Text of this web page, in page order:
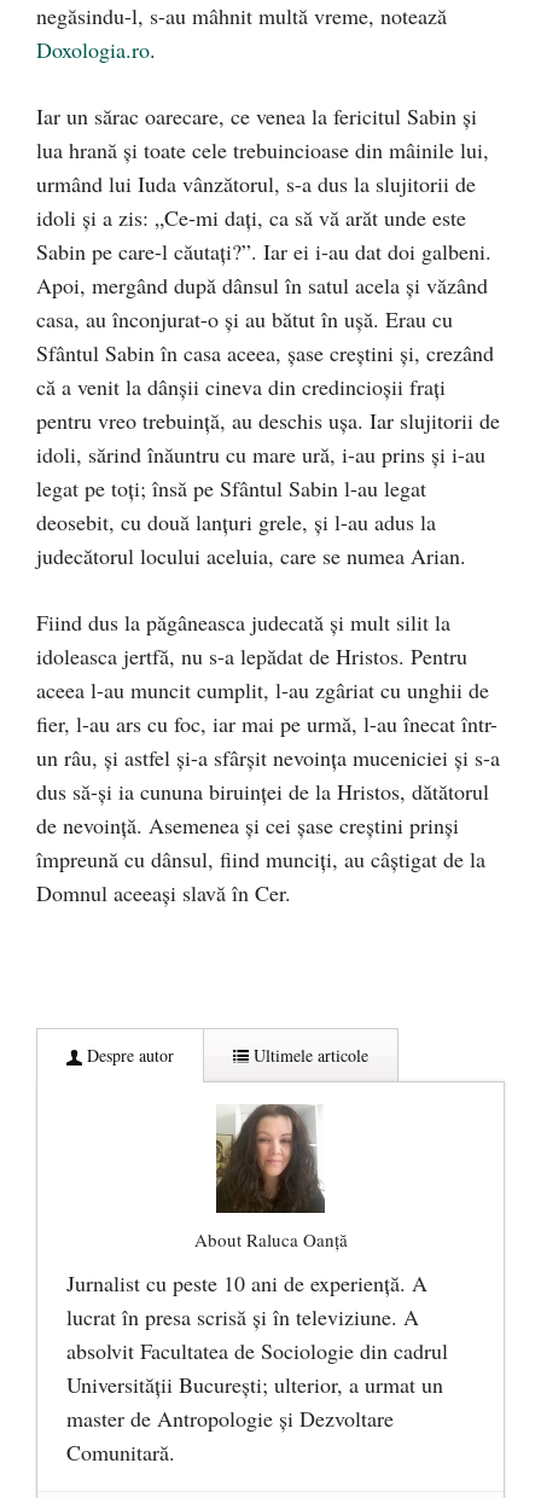
negăsindu-l, s-au mâhnit multă vreme, notează
Doxologia.ro.
Iar un sărac oarecare, ce venea la fericitul Sabin și
lua hrană și toate cele trebuincioase din mâinile lui,
urmând lui Iuda vânzătorul, s-a dus la slujitorii de
idoli și a zis: „Ce-mi dați, ca să vă arăt unde este
Sabin pe care-l căutați?”. Iar ei i-au dat doi galbeni.
Apoi, mergând după dânsul în satul acela și văzând
casa, au înconjurat-o și au bătut în ușă. Erau cu
Sfântul Sabin în casa aceea, șase creștini și, crezând
că a venit la dânșii cineva din credincioșii frați
pentru vreo trebuință, au deschis ușa. Iar slujitorii de
idoli, sărind înăuntru cu mare ură, i-au prins și i-au
legat pe toți; însă pe Sfântul Sabin l-au legat
deosebit, cu două lanțuri grele, și l-au adus la
judecătorul locului aceluia, care se numea Arian.
Fiind dus la păgâneasca judecată și mult silit la
idoleasca jertfă, nu s-a lepădat de Hristos. Pentru
aceea l-au muncit cumplit, l-au zgâriat cu unghii de
fier, l-au ars cu foc, iar mai pe urmă, l-au înecat într-
un râu, și astfel și-a sfârșit nevoința muceniciei și s-a
dus să-și ia cununa biruinței de la Hristos, dătătorul
de nevoință. Asemenea și cei șase creștini prinși
împreună cu dânsul, fiind munciți, au câștigat de la
Domnul aceeași slavă în Cer.
Despre autor Ultimele articole
About Raluca Oanță
Jurnalist cu peste 10 ani de experiență. A
lucrat în presa scrisă și în televiziune. A
absolvit Facultatea de Sociologie din cadrul
Universității București; ulterior, a urmat un
master de Antropologie și Dezvoltare
Comunitară.